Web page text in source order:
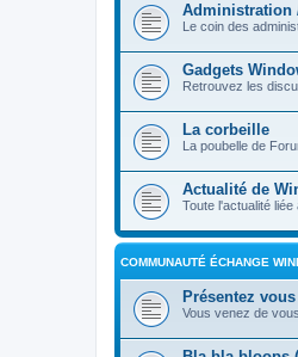
Administration
Le coin des
Gadgets
Retrouvez les
La corbeille
La poubelle de
Actualité de
Toute l'actualité liée
COMMUNAUTÉ ÉCHANGE
Présentez vous
Vous venez de